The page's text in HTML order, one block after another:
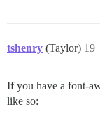
tshenry (Taylor) 19
If you have a font-
like so: